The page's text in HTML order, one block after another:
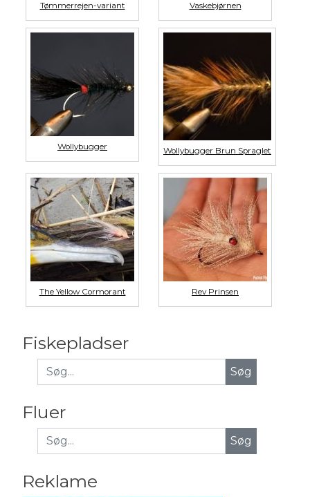
Tømmerrejen-variant Vaskebjørnen
Wollybugger Wollybugger Brun Spraglet
The Yellow Cormorant Rev Prinsen
Fiskepladser
Fluer
Søg
Reklame